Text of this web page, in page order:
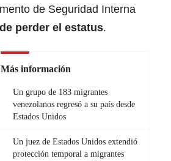
de Seguridad Interna
perder el estatus.
Más información
Un grupo de 183 migrantes
venezolanos regresó a su país desde
Estados Unidos
Un juez de Estados Unidos extendió
protección temporal a migrantes